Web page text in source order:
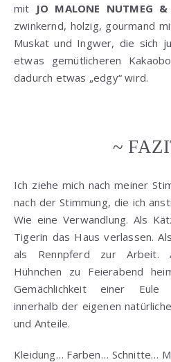
mit JO MALONE NUTMEG &
zwinkernd, holzig, gourmand
Muskat und Ingwer, die sich
etwas gemütlicheren
dadurch etwas „edgy“ wird.
~
Ich ziehe mich nach meiner
nach der Stimmung, die ich
Wie eine Verwandlung. Als
Tigerin das Haus verlassen.
als Rennpferd zur Arbeit.
Hühnchen zu Feierabend
Gemächlichkeit einer Eule
innerhalb der eigenen
und Anteile.
Kleidung… Farben… Schnitte…